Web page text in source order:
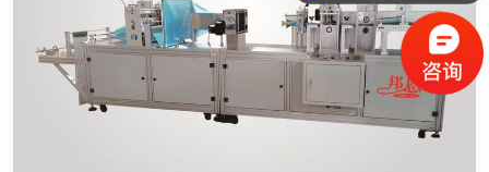
可以介绍下你们的产品么？